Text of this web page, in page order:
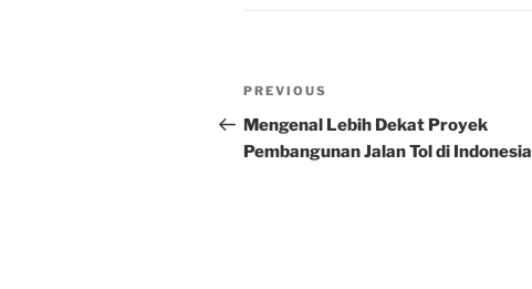
Post
navigation
Previous
Post
PREVIOUS
Mengenal Lebih Dekat Proyek
Pembangunan Jalan Tol di Indonesia